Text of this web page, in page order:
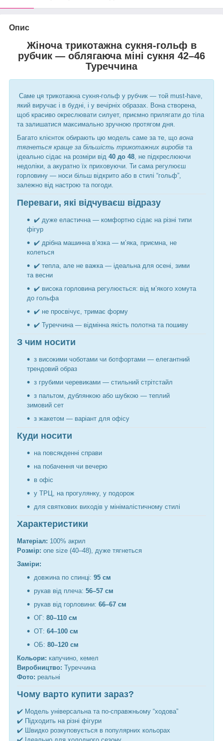
Опис
Жіноча трикотажна сукня-гольф в
рубчик — облягаюча міні сукня 42–46
Туреччина
Саме ця трикотажна сукня-гольф у рубчик — той must-have,
який виручає і в будні, і у вечірніх образах. Вона створена,
щоб красиво окреслювати силует, приємно прилягати до тіла
та залишатися максимально зручною протягом дня.
Багато клієнток обирають цю модель саме за те, що вона
тягнеться краще за більшість трикотажних виробів та
ідеально сідає на розміри від 40 до 48, не підкреслюючи
недоліки, а акуратно їх приховуючи. Ти сама регулюєш
горловину — носи більш відкрито або в стилі “гольф”,
залежно від настрою та погоди.
Переваги, які відчуваєш відразу
✔️ дуже еластична — комфортно сідає на різні типи
фігур
✔️ дрібна машинна в’язка — м’яка, приємна, не
колеться
✔️ тепла, але не важка — ідеальна для осені, зими
та весни
✔️ висока горловина регулюється: від м’якого хомута
до гольфа
✔️ не просвічує, тримає форму
✔️ Туреччина — відмінна якість полотна та пошиву
З чим носити
з високими чоботами чи ботфортами — елегантний
трендовий образ
з грубими черевиками — стильний стрітстайл
з пальтом, дублянкою або шубкою — теплий
зимовий сет
з жакетом — варіант для офісу
Куди носити
на повсякденні справи
на побачення чи вечерю
в офіс
у ТРЦ, на прогулянку, у подорож
для святкових виходів у мінімалістичному стилі
Характеристики
Матеріал: 100% акрил
Розмір: one size (40–48), дуже тягнеться
Заміри:
довжина по спинці: 95 см
рукав від плеча: 56–57 см
рукав від горловини: 66–67 см
ОГ: 80–110 см
ОТ: 64–100 см
ОБ: 80–120 см
Кольори: капучино, кемел
Виробництво: Туреччина
Фото: реальні
Чому варто купити зараз?
✔️ Модель універсальна та по-справжньому “ходова”
✔️ Підходить на різні фігури
✔️ Швидко розкуповується в популярних кольорах